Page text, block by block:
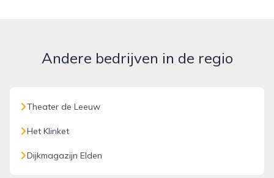
Andere bedrijven in de regio
Theater de Leeuw
Het Klinket
Dijkmagazijn Elden